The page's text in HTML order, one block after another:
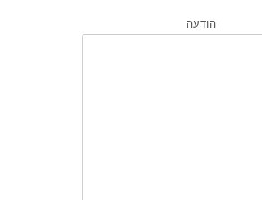
הודעה